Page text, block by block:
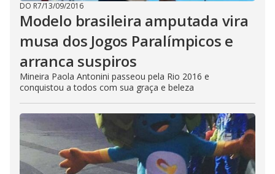
DO R7/13/09/2016
Modelo brasileira amputada vira
musa dos Jogos Paralímpicos e
arranca suspiros
Mineira Paola Antonini passeou pela Rio 2016 e
conquistou a todos com sua graça e beleza